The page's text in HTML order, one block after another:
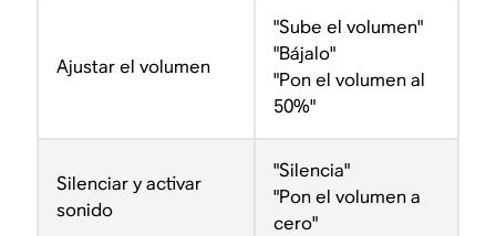
Ajustar el volumen
"Sube el volumen"
"Bájalo"
"Pon el volumen al
50%"
Silenciar y activar
sonido
"Silencia"
"Pon el volumen a
cero"